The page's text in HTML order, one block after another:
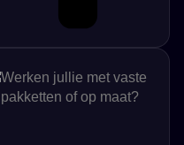
Werken jullie met vaste
pakketten of op maat?